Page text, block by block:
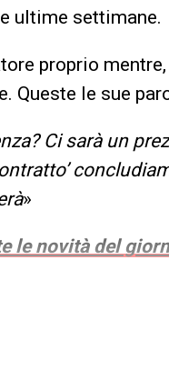
ultime settimane.
proprio
Queste le sue
Ci sarà un
»
le novità del